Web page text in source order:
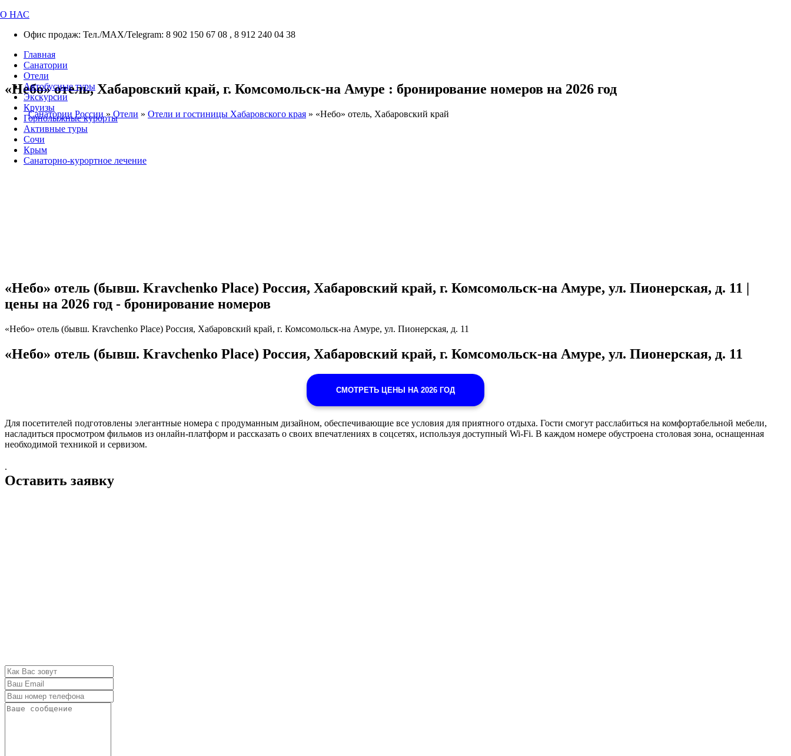
О НАС
Офис продаж: Тел./МАХ/Telegram: 8 902 150 67 08 , 8 912 240 04 38
Главная
Санатории
Отели
Автобусные туры
Экскурсии
Круизы
Горнолыжные курорты
Активные туры
Сочи
Крым
Санаторно-курортное лечение
«Небо» отель, Хабаровский край, г. Комсомольск-на Амуре : бронирование номеров на 2026 год
Санатории России » Отели » Отели и гостиницы Хабаровского края » «Небо» отель, Хабаровский край
«Небо» отель (бывш. Kravchenko Place) Россия, Хабаровский край, г. Комсомольск-на Амуре, ул. Пионерская, д. 11 |
цены на 2026 год - бронирование номеров
«Небо» отель (бывш. Kravchenko Place) Россия, Хабаровский край, г. Комсомольск-на Амуре, ул. Пионерская, д. 11
«Небо» отель (бывш. Kravchenko Place) Россия, Хабаровский край, г. Комсомольск-на Амуре, ул. Пионерская, д. 11
СМОТРЕТЬ ЦЕНЫ НА 2026 ГОД
Для посетителей подготовлены элегантные номера с продуманным дизайном, обеспечивающие все условия для приятного отдыха. Гости смогут расслабиться на комфортабельной мебели,
насладиться просмотром фильмов из онлайн-платформ и рассказать о своих впечатлениях в соцсетях, используя доступный Wi-Fi. В каждом номере обустроена столовая зона, оснащенная
необходимой техникой и сервизом.
.
Оставить заявку